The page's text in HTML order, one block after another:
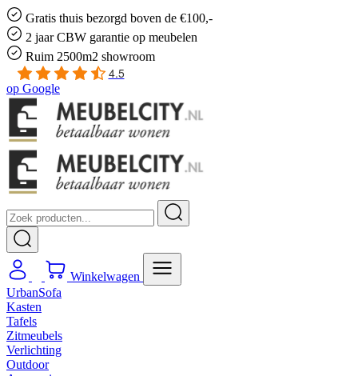
Gratis thuis bezorgd boven de €100,-
2 jaar CBW garantie op meubelen
Ruim 2500m2 showroom
4.5
op Google
Winkelwagen
UrbanSofa
Kasten
Tafels
Zitmeubels
Verlichting
Outdoor